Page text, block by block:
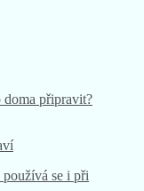
připravit?
se i při